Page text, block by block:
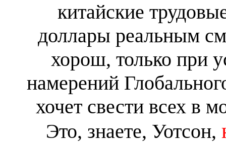
китайские
доллары реальным
хорош, только при
намерений
хочет свести всех в
Это, знаете, Уотсон,